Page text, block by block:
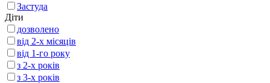
Застуда
Діти
дозволено
від 2-х місяців
від 1-го року
з 2-х років
з 3-х років